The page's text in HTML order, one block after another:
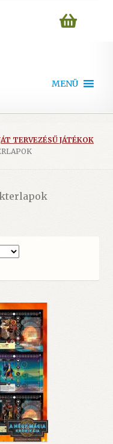
MENÜ
TERVEZÉSŰ JÁTÉKOK